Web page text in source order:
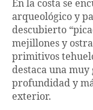
En la costa se
arqueológico y
descubierto
mejillones y
primitivos
destaca una muy
profundidad y
exterior.